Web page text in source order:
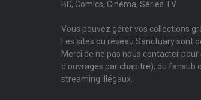
BD, Comics, Cinéma, Séries TV.
Vous pouvez gérer vos collections
Les sites du réseau Sanctuary sont
Merci de ne pas nous contacter
d'ouvrages par chapitre), du fansub
streaming illégaux.